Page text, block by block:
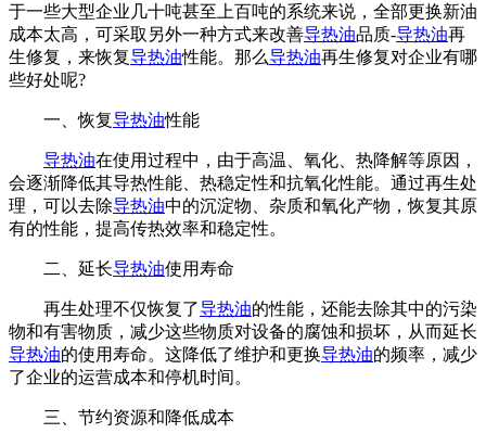
于一些大型企业几十吨甚至上百吨的系统来说，全部更换新油
成本太高，可采取另外一种方式来改善导热油品质-导热油再
生修复，来恢复导热油性能。那么导热油再生修复对企业有哪
些好处呢?
一、恢复导热油性能
导热油在使用过程中，由于高温、氧化、热降解等原因，
会逐渐降低其导热性能、热稳定性和抗氧化性能。通过再生处
理，可以去除导热油中的沉淀物、杂质和氧化产物，恢复其原
有的性能，提高传热效率和稳定性。
二、延长导热油使用寿命
再生处理不仅恢复了导热油的性能，还能去除其中的污染
物和有害物质，减少这些物质对设备的腐蚀和损坏，从而延长
导热油的使用寿命。这降低了维护和更换导热油的频率，减少
了企业的运营成本和停机时间。
三、节约资源和降低成本